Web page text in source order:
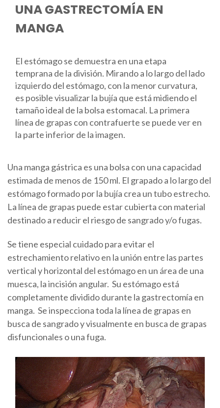
UNA GASTRECTOMÍA EN
MANGA
El estómago se demuestra en una etapa
temprana de la división. Mirando a lo largo del lado
izquierdo del estómago, con la menor curvatura,
es posible visualizar la bujía que está midiendo el
tamaño ideal de la bolsa estomacal. La primera
línea de grapas con contrafuerte se puede ver en
la parte inferior de la imagen.
Una manga gástrica es una bolsa con una capacidad
estimada de menos de 150 ml. El grapado a lo largo del
estómago formado por la bujía crea un tubo estrecho.
La línea de grapas puede estar cubierta con material
destinado a reducir el riesgo de sangrado y/o fugas.
Se tiene especial cuidado para evitar el
estrechamiento relativo en la unión entre las partes
vertical y horizontal del estómago en un área de una
muesca, la incisión angular. Su estómago está
completamente dividido durante la gastrectomía en
manga. Se inspecciona toda la línea de grapas en
busca de sangrado y visualmente en busca de grapas
disfuncionales o una fuga.